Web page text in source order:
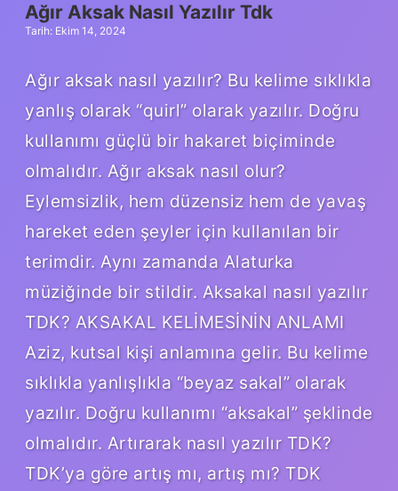
Ağır Aksak Nasıl Yazılır Tdk
Tarih: Ekim 14, 2024
Ağır aksak nasıl yazılır? Bu kelime sıklıkla
yanlış olarak “quirl” olarak yazılır. Doğru
kullanımı güçlü bir hakaret biçiminde
olmalıdır. Ağır aksak nasıl olur?
Eylemsizlik, hem düzensiz hem de yavaş
hareket eden şeyler için kullanılan bir
terimdir. Aynı zamanda Alaturka
müziğinde bir stildir. Aksakal nasıl yazılır
TDK? AKSAKAL KELİMESİNİN ANLAMI
Aziz, kutsal kişi anlamına gelir. Bu kelime
sıklıkla yanlışlıkla “beyaz sakal” olarak
yazılır. Doğru kullanımı “aksakal” şeklinde
olmalıdır. Artırarak nasıl yazılır TDK?
TDK’ya göre artış mı, artış mı? TDK